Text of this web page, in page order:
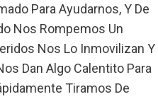
Para Ayudarnos, Y De
Nos Rompemos Un
Nos Lo Inmovilizan Y
Dan Algo Calentito Para
Tiramos De